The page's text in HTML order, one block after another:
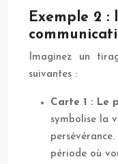
Exemple 2 :
Imaginez un
suivantes :
Carte 1 : Le
symbolise la
période où